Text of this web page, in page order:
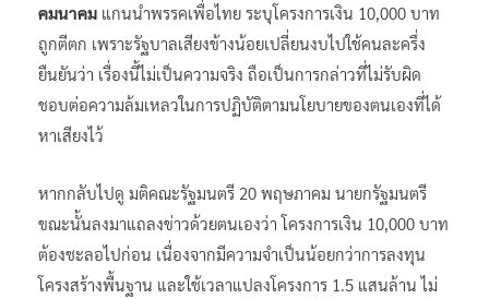
คมนาคม แกนนำพรรคเพื่อไทย ระบุโครงการเงิน 10,000 บาท
ถูกตีตก เพราะรัฐบาลเสียงข้างน้อยเปลี่ยนงบไปใช้คนละครึ่ง
ยืนยันว่า เรื่องนี้ไม่เป็นความจริง ถือเป็นการกล่าวที่ไม่รับผิด
ชอบต่อความล้มเหลวในการปฏิบัติตามนโยบายของตนเองที่ได้
หาเสียงไว้
หากกลับไปดู มติคณะรัฐมนตรี 20 พฤษภาคม นายกรัฐมนตรี
ขณะนั้นลงมาแถลงข่าวด้วยตนเองว่า โครงการเงิน 10,000 บาท
ต้องชะลอไปก่อน เนื่องจากมีความจำเป็นน้อยกว่าการลงทุน
โครงสร้างพื้นฐาน และใช้เวลาแปลงโครงการ 1.5 แสนล้าน ไม่